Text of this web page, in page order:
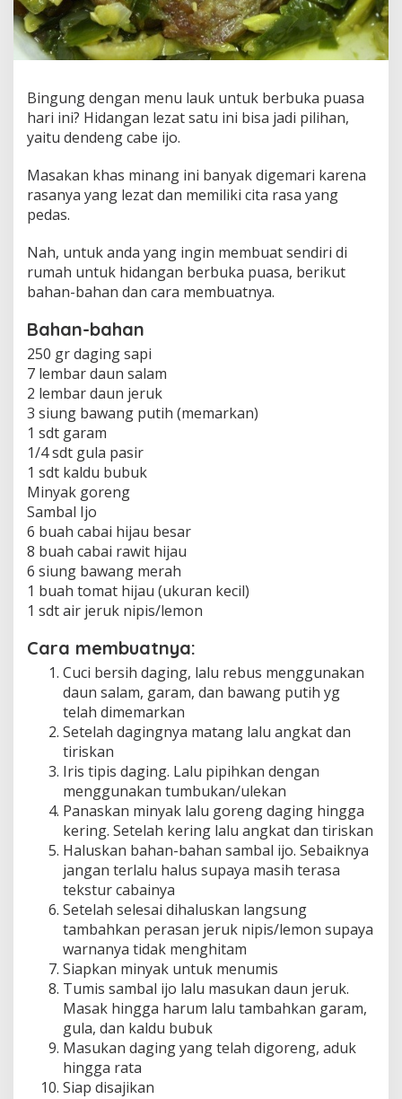
H
i
d
a
g
a
n
L
z
a
t
t
u
k
B
k
a
P
u
a
s
Bingung dengan menu lauk untuk berbuka puasa
hari ini? Hidangan lezat satu ini bisa jadi pilihan,
yaitu dendeng cabe ijo.
Masakan khas minang ini banyak digemari karena
rasanya yang lezat dan memiliki cita rasa yang
pedas.
Nah, untuk anda yang ingin membuat sendiri di
rumah untuk hidangan berbuka puasa, berikut
bahan-bahan dan cara membuatnya.
Bahan-bahan
250 gr daging sapi
7 lembar daun salam
2 lembar daun jeruk
3 siung bawang putih (memarkan)
1 sdt garam
1/4 sdt gula pasir
1 sdt kaldu bubuk
Minyak goreng
Sambal Ijo
6 buah cabai hijau besar
8 buah cabai rawit hijau
6 siung bawang merah
1 buah tomat hijau (ukuran kecil)
1 sdt air jeruk nipis/lemon
Cara membuatnya:
Cuci bersih daging, lalu rebus menggunakan
daun salam, garam, dan bawang putih yg
telah dimemarkan
Setelah dagingnya matang lalu angkat dan
tiriskan
Iris tipis daging. Lalu pipihkan dengan
menggunakan tumbukan/ulekan
Panaskan minyak lalu goreng daging hingga
kering. Setelah kering lalu angkat dan tiriskan
Haluskan bahan-bahan sambal ijo. Sebaiknya
jangan terlalu halus supaya masih terasa
tekstur cabainya
Setelah selesai dihaluskan langsung
tambahkan perasan jeruk nipis/lemon supaya
warnanya tidak menghitam
Siapkan minyak untuk menumis
Tumis sambal ijo lalu masukan daun jeruk.
Masak hingga harum lalu tambahkan garam,
gula, dan kaldu bubuk
Masukan daging yang telah digoreng, aduk
hingga rata
Siap disajikan